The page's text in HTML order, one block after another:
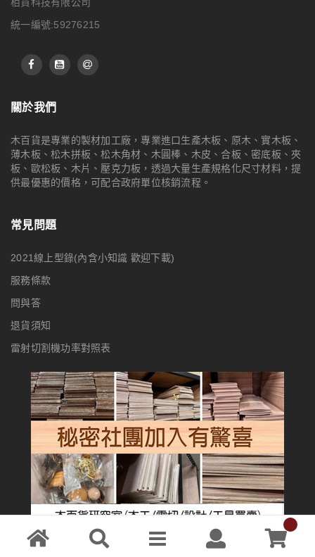
統一編號:59276215
關於我們
木百貨是專業的製材加工廠，專業進口生產木板、原木、實木板、
薄木板、松木拼板、松木角材、木圓棒、木皮、合板、密底板、夾
板、歐松板、木片、壓克力板，透過大量生產規格化尺寸材料，提
供最優惠的價格，可配合政府單位核銷流程。
常見問題
2021線上型錄(內含小知識 歡迎下載)
服務條款
問與答
退貨須知
雷射切割機功率對照表